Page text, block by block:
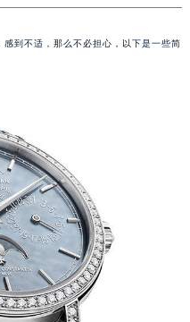
到不适，那么不必担心，以下是一些简